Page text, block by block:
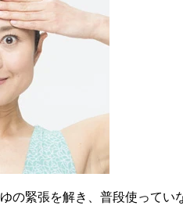
緊張を解き、普段使ってい